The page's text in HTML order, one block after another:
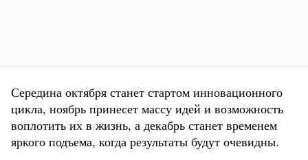
Середина октября станет стартом инновационного
цикла, ноябрь принесет массу идей и возможность
воплотить их в жизнь, а декабрь станет временем
яркого подъема, когда результаты будут очевидны.